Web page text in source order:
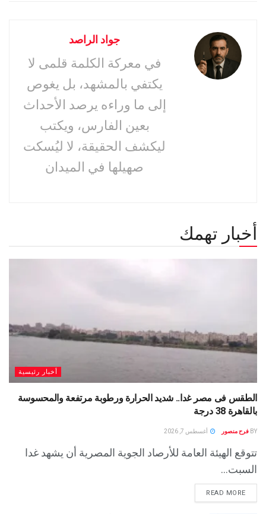
جواد الراصد
في معركة الكلمة قلمى لا
يكتفي بالمشهد، بل يغوص
إلى ما وراءه يرصد الأحداث
بعين الفارس، ويكتب
ليكشف الحقيقة، لا ليُسكت
صهيلها في الميدان
أخبار تهمك
أخبار رئيسية
الطقس فى مصر غدا.. شديد الحرارة ورطوبة مرتفعة والمحسوسة
بالقاهرة 38 درجة
BY فرح منصور أغسطس 7, 2026
تتوقع الهيئة العامة للأرصاد الجوية المصرية أن يشهد غدا
السبت...
READ MORE